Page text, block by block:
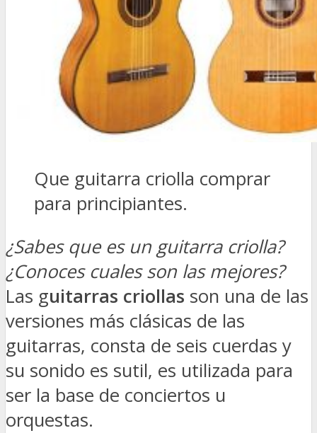
Que guitarra criolla comprar
para principiantes.
¿Sabes que es un guitarra criolla?
¿Conoces cuales son las mejores?
Las guitarras criollas son una de las
versiones más clásicas de las
guitarras, consta de seis cuerdas y
su sonido es sutil, es utilizada para
ser la base de conciertos u
orquestas.